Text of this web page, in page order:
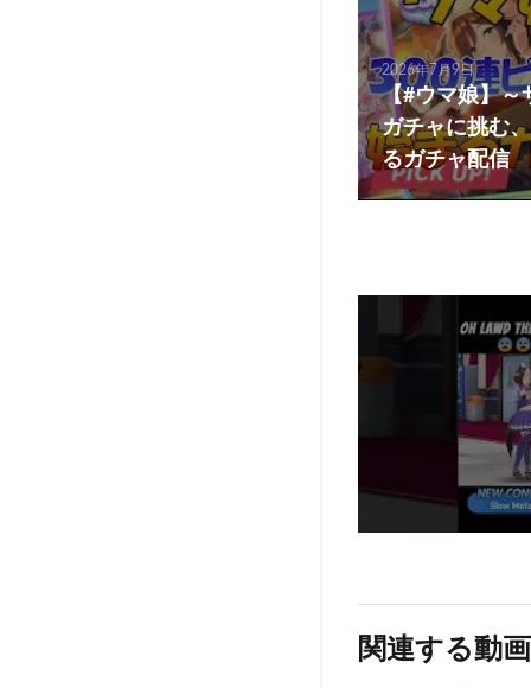
2026年7月9日
【#ウマ娘】～
ガチャに挑む
るガチャ配信
関連する動画